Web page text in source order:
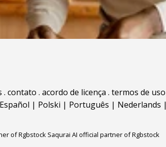
. contato . acordo de licença . termos de uso
Español | Polski | Português | Nederlands |
of Rgbstock Saqurai AI official partner of Rgbstock